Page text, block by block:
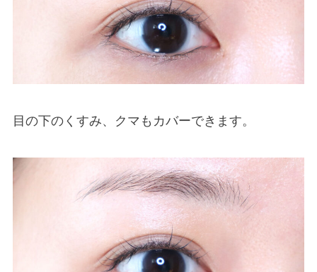
目の下のくすみ、クマもカバーできます。